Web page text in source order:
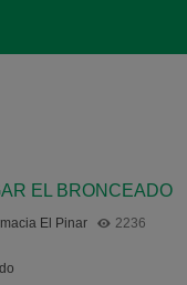
EL BRONCEADO
El Pinar 2236